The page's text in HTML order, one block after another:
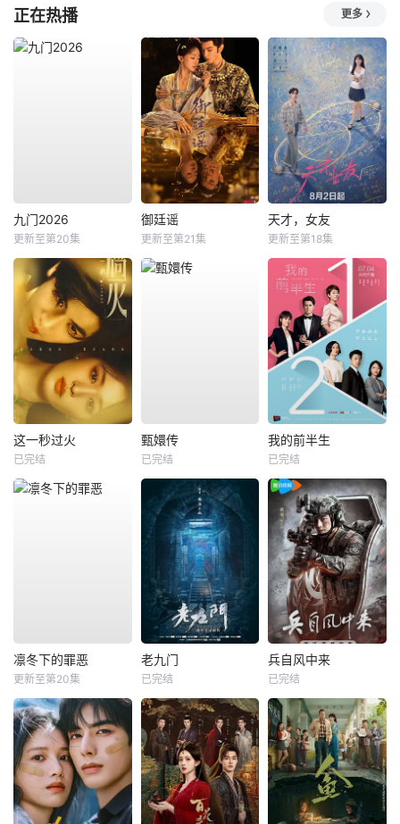
正在热播 更多
九门2026
更新至第20集
御廷谣
更新至第21集
天才，女友
更新至第18集
这一秒过火
已完结
甄嬛传
已完结
我的前半生
已完结
凛冬下的罪恶
更新至第20集
老九门
已完结
兵自风中来
已完结